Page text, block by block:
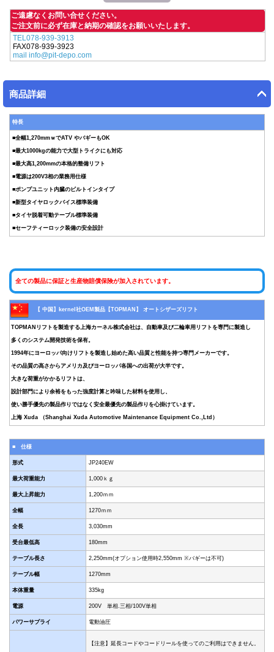
ご遠慮なくお問い合せください。
ご注文前に必ず在庫と納期の確認をお願いいたします。
TEL078-939-3913
FAX078-939-3923
mail info@pit-depo.com
商品詳細
特長
■全幅1,270mmｗでATV やバギーもOK
■最大1000kgの能力で大型トライクにも対応
■最大高1,200mmの本格的整備リフト
■電源は200V3相の業務用仕様
■ポンプユニット内臓のビルトインタイプ
■新型タイヤロックバイス標準装備
■タイヤ脱着可動テーブル標準装備
■セーフティーロック装備の安全設計
全ての製品に保証と生産物賠償保険が加入されています。
【 中国】kernel社OEM製品【TOPMAN】 オートシザーズリフト
TOPMANリフトを製造する上海カーネル株式会社は、自動車及び二輪車用リフトを専門に製造し
多くのシステム開発技術を保有。
1994年にヨーロッパ向けリフトを製造し始めた高い品質と性能を持つ専門メーカーです。
その品質の高さからアメリカ及びヨーロッパ各国への出荷が大半です。
大きな荷重がかかるリフトは、
設計部門により余裕をもった強度計算と吟味した材料を使用し、
使い勝手優先の製品作りではなく安全最優先の製品作りを心掛けています。
上海 Xuda （Shanghai Xuda Automotive Maintenance Equipment Co.,Ltd）
■ 仕様
形式 JP240EW
最大荷重能力 1,000ｋｇ
最大上昇能力 1,200ｍｍ
全幅 1270ｍｍ
全長 3,030mm
受台最低高 180mm
テーブル長さ 2,250mm(オプション使用時2,550mm ※バギーは不可)
テーブル幅 1270mm
本体重量 335kg
電源 200V 単相.三相/100V単相
パワーサプライ 電動油圧
【注意】延長コードやコードリールを使ってのご利用はできません。